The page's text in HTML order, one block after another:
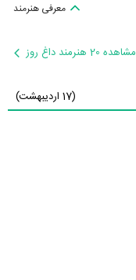
معرفی هنرمند
مشاهده 20 هنرمند داغ روز
(17 اردیبهشت)